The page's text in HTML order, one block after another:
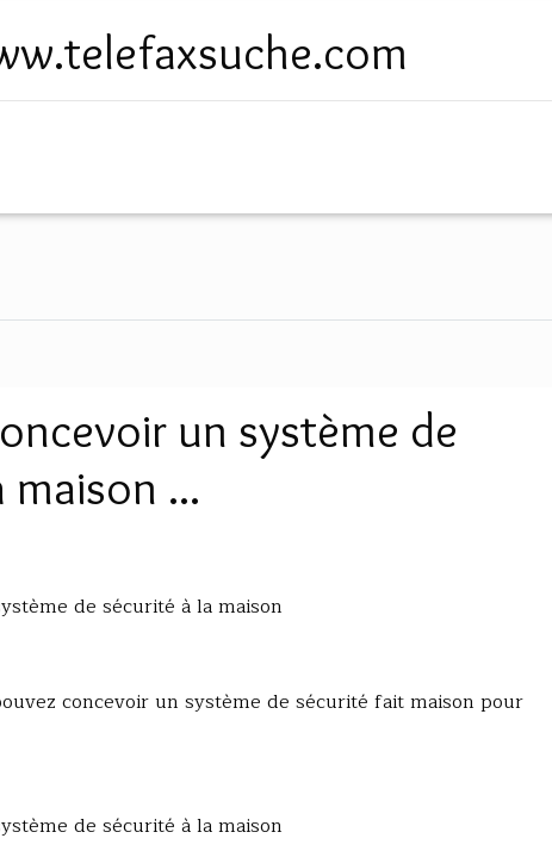
un système de
...
de sécurité à la maison
concevoir un système de sécurité fait maison pour
de sécurité à la maison